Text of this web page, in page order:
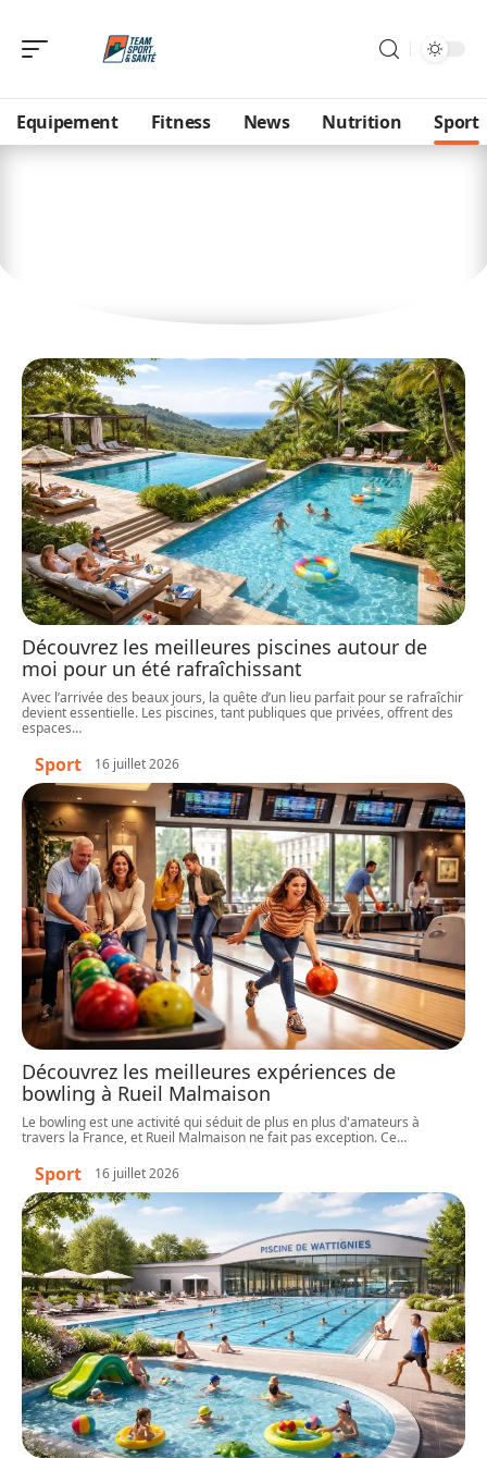
Equipement Fitness News Nutrition Sport
Découvrez les meilleures piscines autour de
moi pour un été rafraîchissant
Avec l’arrivée des beaux jours, la quête d’un lieu parfait pour se rafraîchir
devient essentielle. Les piscines, tant publiques que privées, offrent des
espaces…
Sport 16 juillet 2026
Découvrez les meilleures expériences de
bowling à Rueil Malmaison
Le bowling est une activité qui séduit de plus en plus d'amateurs à
travers la France, et Rueil Malmaison ne fait pas exception. Ce…
Sport 16 juillet 2026